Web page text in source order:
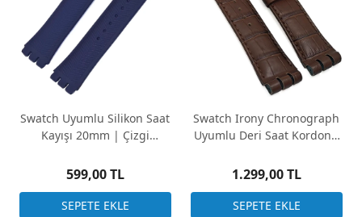
Swatch Uyumlu Silikon Saat
Kayışı 20mm | Çizgi
599,00 TL
Swatch Irony Chronograph
Uyumlu Deri Saat Kordonu
1.299,00 TL